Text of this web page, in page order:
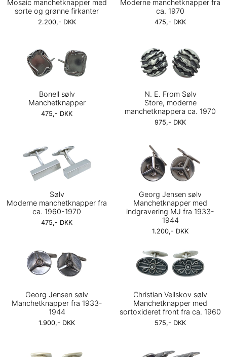
Mosaic manchetknapper med
sorte og grønne firkanter
2.200,- DKK
Moderne manchetknapper fra
ca. 1970
475,- DKK
Bonell sølv
Manchetknapper
475,- DKK
N. E. From Sølv
Store, moderne
manchetknappera ca. 1970
975,- DKK
Sølv
Moderne manchetknapper fra
ca. 1960-1970
475,- DKK
Georg Jensen sølv
Manchetknapper med
indgravering MJ fra 1933-
1944
1.200,- DKK
Georg Jensen sølv
Manchetknapper fra 1933-
1944
1.900,- DKK
Christian Veilskov sølv
Manchetknapper med
sortoxideret front fra ca. 1960
575,- DKK